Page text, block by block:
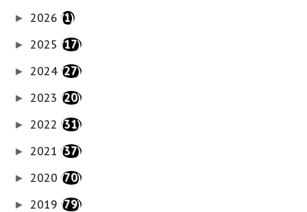
► 2026 (1)
► 2025 (17)
► 2024 (27)
► 2023 (20)
► 2022 (31)
► 2021 (37)
► 2020 (70)
► 2019 (79)